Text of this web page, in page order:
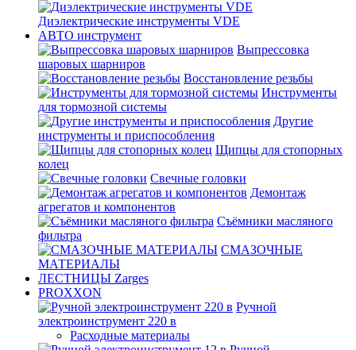
Диэлектрические инструменты VDE
АВТО инструмент
Выпрессовка
шаровых шарниров
Восстановление резьбы
Инструменты
для тормозной системы
Другие
инструменты и приспособления
Щипцы для стопорных
колец
Свечные головки
Демонтаж
агрегатов и компонентов
Съёмники масляного
фильтра
СМАЗОЧНЫЕ
МАТЕРИАЛЫ
ЛЕСТНИЦЫ Zarges
PROXXON
Ручной
электроинструмент 220 в
Расходные материалы